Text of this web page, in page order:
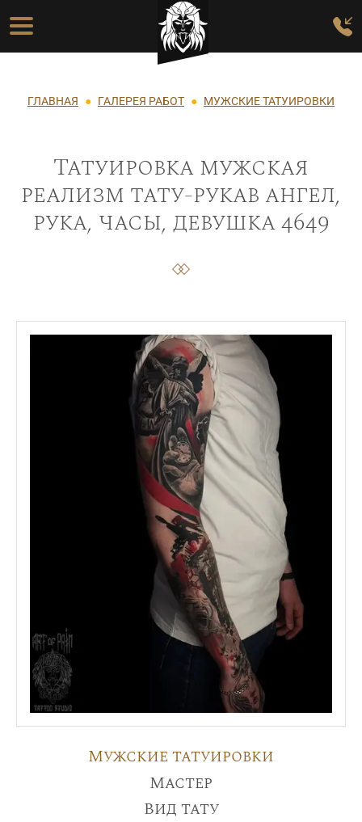
Перейти к основному содержанию
Основная навигация
Строка навигации
ГЛАВНАЯ ГАЛЕРЕЯ РАБОТ МУЖСКИЕ ТАТУИРОВКИ
Татуировка мужская
реализм тату-рукав ангел,
рука, часы, девушка 4649
Мужские татуировки
Мастер
Вид тату